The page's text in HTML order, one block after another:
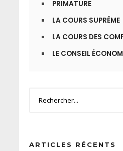
PRIMATURE
LA COURS SUPRÊME
LA COURS DES
LE CONSEIL
ARTICLES RÉCENTS